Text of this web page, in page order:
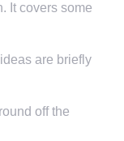
It covers some
are briefly
off the